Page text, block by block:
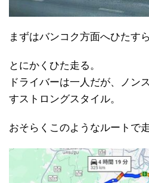
まずはバンコク方面へひたす
とにかくひた走る。
ドライバーは一人だが、ノン
すストロングスタイル。
おそらくこのようなルートで